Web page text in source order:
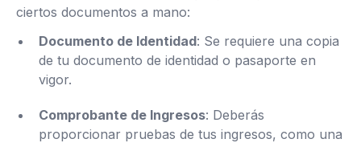
ciertos documentos a mano:
Documento de Identidad: Se requiere una copia
de tu documento de identidad o pasaporte en
vigor.
Comprobante de Ingresos: Deberás
proporcionar pruebas de tus ingresos, como una